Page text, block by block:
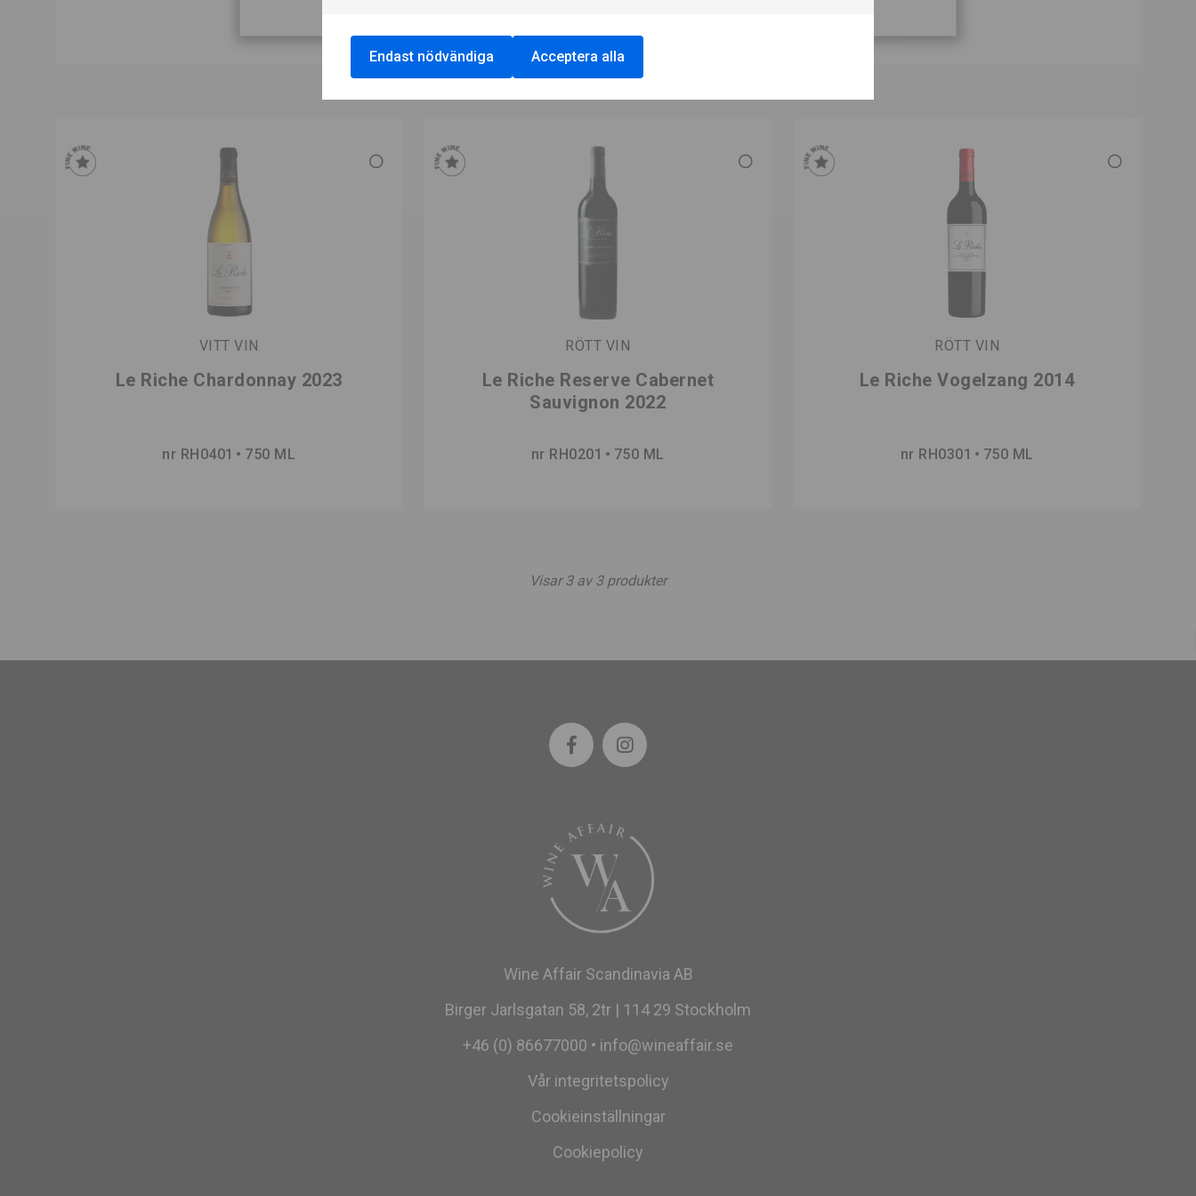
VITT VIN
Le Riche Chardonnay 2023
nr RH0401 750 ML
RÖTT VIN
Le Riche Reserve Cabernet
Sauvignon 2022
nr RH0201 750 ML
RÖTT VIN
Le Riche Vogelzang 2014
nr RH0301 750 ML
Visar3av 3produkter
Wine Affair Scandinavia AB
Birger Jarlsgatan 58, 2tr | 114 29 Stockholm
+46 (0) 86677000 • info@wineaffair.se
Vår integritetspolicy
Cookieinställningar
Cookiepolicy
Endast nödvändiga Acceptera alla